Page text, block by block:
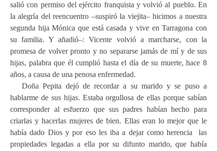
salió con permiso del ejército franquista y volvió al pueblo. En
la alegría del reencuentro –suspiró la viejita– hicimos a nuestra
segunda hija Mónica que está casada y vive en Tarragona con
su familia. Y añadió–: Vicente volvió a marcharse, con la
promesa de volver pronto y no separarse jamás de mí y de sus
hijas, palabra que él cumplió hasta el día de su muerte, hace 8
años, a causa de una penosa enfermedad.
Doña Pepita dejó de recordar a su marido y se puso a
hablarme de sus hijas. Estaba orgullosa de ellas porque sabían
corresponder al esfuerzo que sus padres habían hecho para
criarlas y hacerlas mujeres de bien. Ellas eran lo mejor que le
había dado Dios y por eso les iba a dejar como herencia
las
propiedades legadas a ella por su difunto marido, que había